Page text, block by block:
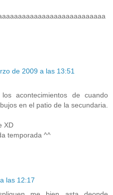
de 2009 a las 13:51
acontecimientos de cuando
en el patio de la secundaria.
XD
temporada ^^
las 12:17